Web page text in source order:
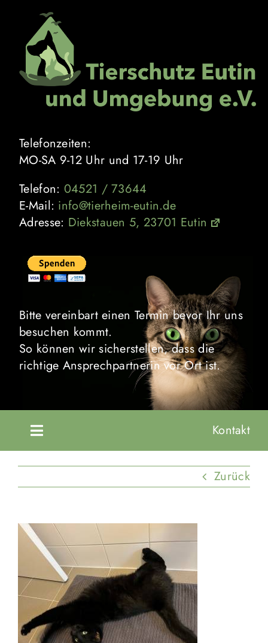
springen
Telefonzeiten:
MO-SA 9-12 Uhr und 17-19 Uhr
Telefon: 04521 / 73644
E-Mail: info@tierheim-eutin.de
Adresse: Diekstauen 5, 23701 Eutin
Bitte vereinbart einen Termin bevor Ihr uns
besuchen kommt.
So können wir sicherstellen, dass die
richtige Ansprechpartnerin vor Ort ist.
Toggle
Navigation
Startseite
Vermittlung
Aktuelles
Spenden & Engagieren
Kontakt
Zurück